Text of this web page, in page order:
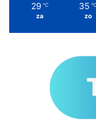
29 ℃
za
35 ℃
zo